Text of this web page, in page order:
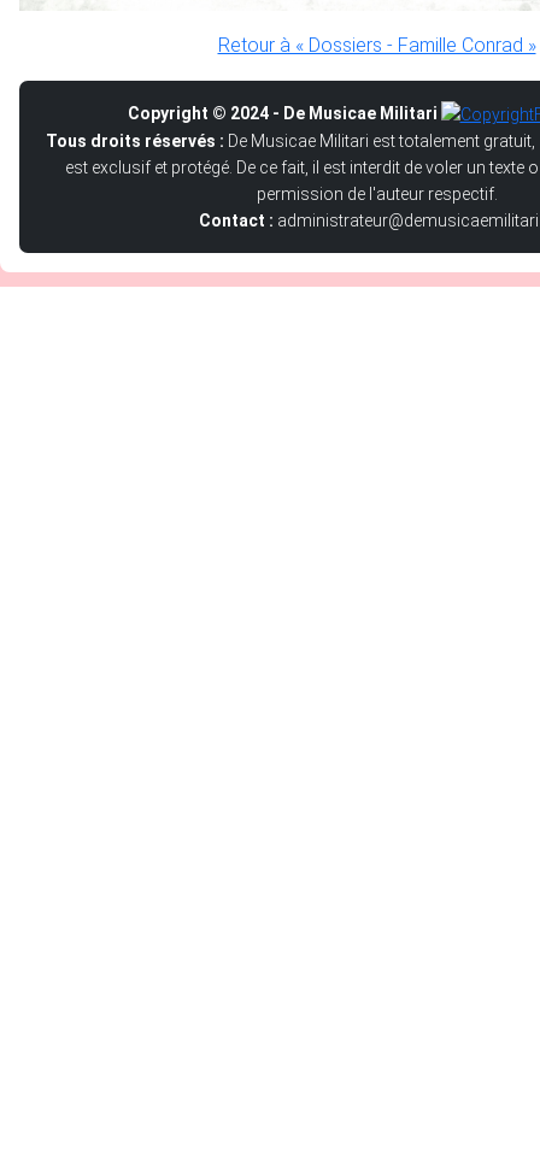
Retour à « Dossiers - Famille Conrad »
Copyright © 2024 - De Musicae Militari
Tous droits réservés : De Musicae Militari est totalement
est exclusif et protégé. De ce fait, il est interdit de voler un texte
permission de l'auteur respectif.
Contact :